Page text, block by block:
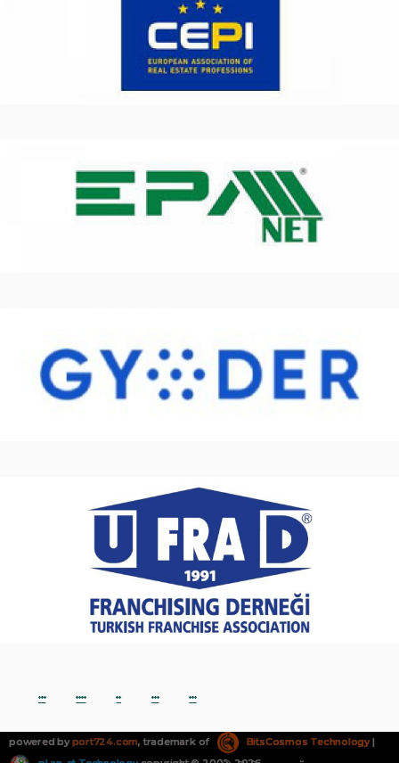
*** **** ** *** ***
powered byport724.com, trademark of BitsCosmos Technology|